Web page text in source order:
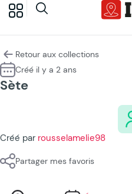
Retour aux collections
Créé il y a 2 ans
Sète
Créé par rousselamelie98
Partager mes favoris